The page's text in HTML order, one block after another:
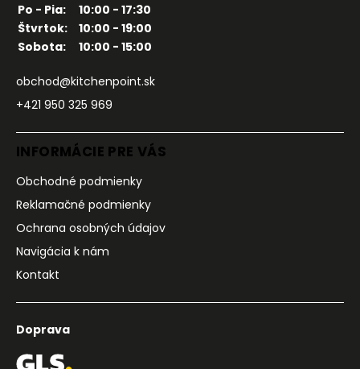
Po - Pia:
10:00 - 17:30
Štvrtok:
10:00 - 19:00
Sobota:
10:00 - 15:00
obchod@kitchenpoint.sk
+421 950 325 969
INFORMÁCIE PRE VÁS
Obchodné podmienky
Reklamačné podmienky
Ochrana osobných údajov
Navigácia k nám
Kontakt
Doprava